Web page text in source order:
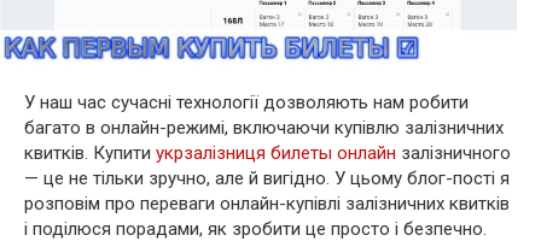
У наш час сучасні технології дозволяють нам робити
багато в онлайн-режимі, включаючи купівлю залізничних
квитків. Купити укрзалізниця билеты онлайн залізничного
— це не тільки зручно, але й вигідно. У цьому блог-пості я
розповім про переваги онлайн-купівлі залізничних квитків
і поділюся порадами, як зробити це просто і безпечно.